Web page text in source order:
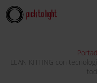
LEAN KITTING con